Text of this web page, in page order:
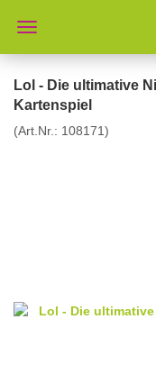
Lol - Die ultimative
Kartenspiel
(Art.Nr.: 108171)